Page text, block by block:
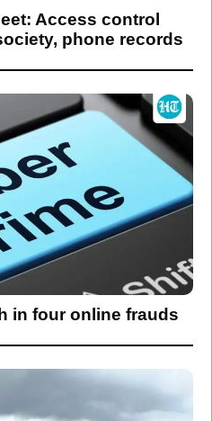
Access control
phone records
in four online frauds